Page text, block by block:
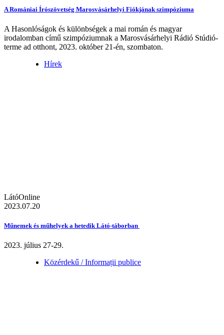
A Romániai Írószövetség Marosvásárhelyi Fiókjának szimpóziuma
A Hasonlóságok és különbségek a mai román és magyar
irodalomban című szimpóziumnak a Marosvásárhelyi Rádió Stúdió-
terme ad otthont, 2023. október 21-én, szombaton.
Hírek
LátóOnline
2023.07.20
Műnemek és műhelyek a hetedik Látó-táborban
2023. július 27-29.
Közérdekű / Informații publice